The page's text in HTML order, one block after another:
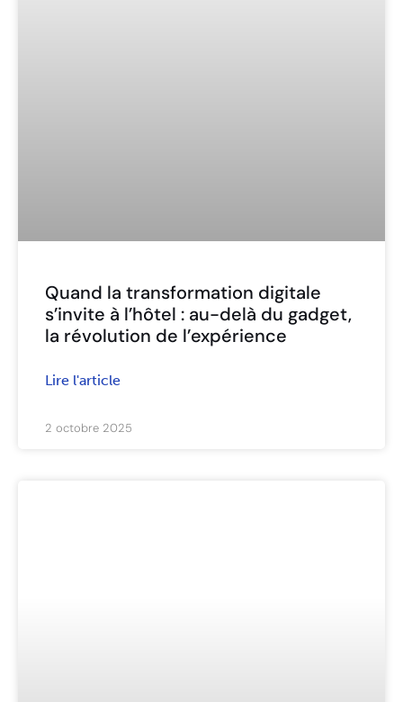
Quand la transformation digitale
s’invite à l’hôtel : au-delà du gadget,
la révolution de l’expérience
Lire l'article
2 octobre 2025